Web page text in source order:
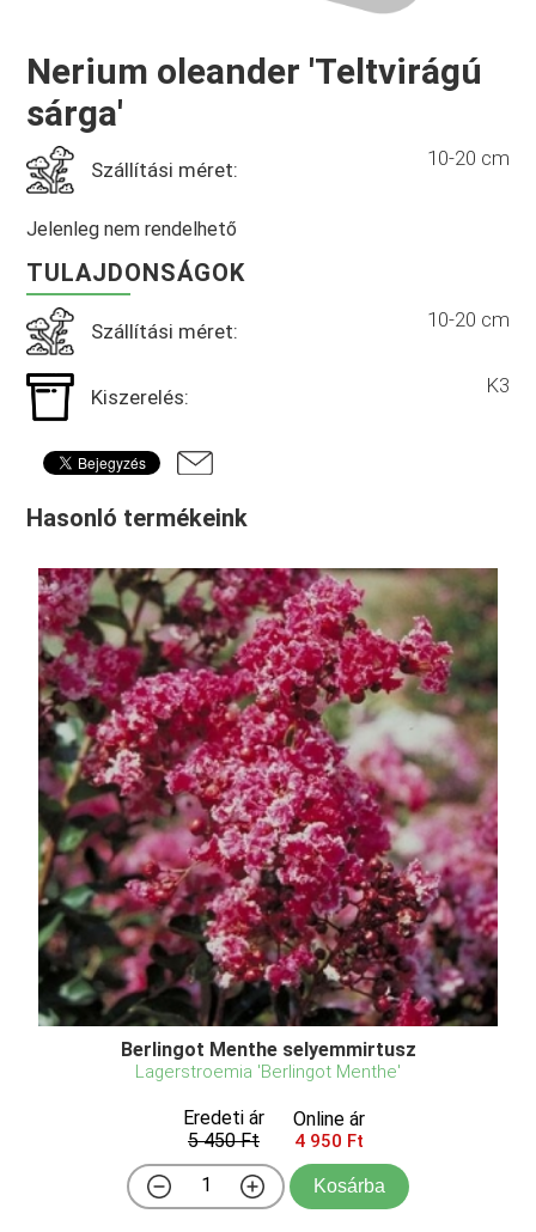
Nerium oleander 'Teltvirágú
sárga'
Szállítási méret: 10-20 cm
Jelenleg nem rendelhető
TULAJDONSÁGOK
Szállítási méret: 10-20 cm
Kiszerelés: K3
Hasonló termékeink
Berlingot Menthe selyemmirtusz
Lagerstroemia 'Berlingot Menthe'
Eredeti ár
5 450 Ft
Online ár
4 950 Ft
Kosárba